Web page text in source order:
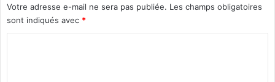
Votre adresse e-mail ne sera pas publiée. Les champs obligatoires
sont indiqués avec *